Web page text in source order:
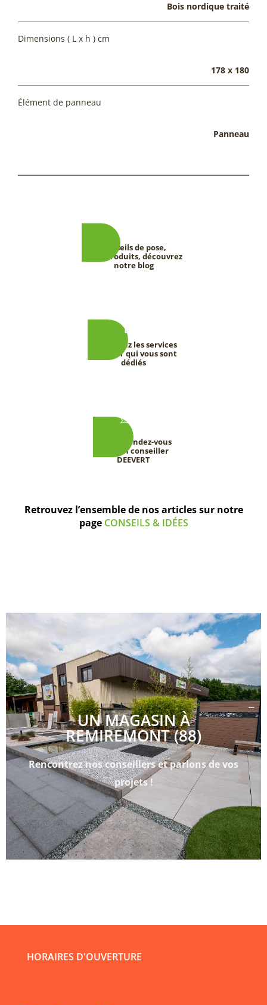
Bois nordique traité
Dimensions ( L x h ) cm
178 x 180
Élément de panneau
Panneau
Conseils de pose,
tests produits, découvrez
notre blog
Découvrez les services
DEEVERT qui vous sont
dédiés
Prenez rendez-vous
avec un conseiller
DEEVERT
Retrouvez l’ensemble de nos articles sur notre
page CONSEILS & IDÉES
UN MAGASIN À
REMIREMONT (88)
Rencontrez nos conseillers et parlons de vos
projets !
HORAIRES D'OUVERTURE